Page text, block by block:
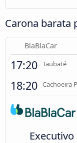
Carona barata
BlaBlaCar
17:20 Taubaté
18:20 Cachoeira
Executivo